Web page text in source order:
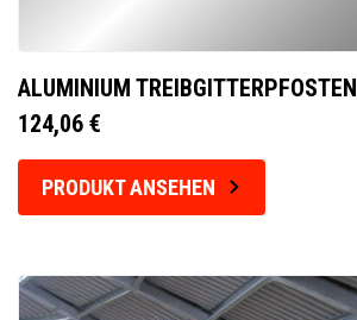
ALUMINIUM TREIBGITTERPFOSTEN
124,06 €
PRODUKT ANSEHEN